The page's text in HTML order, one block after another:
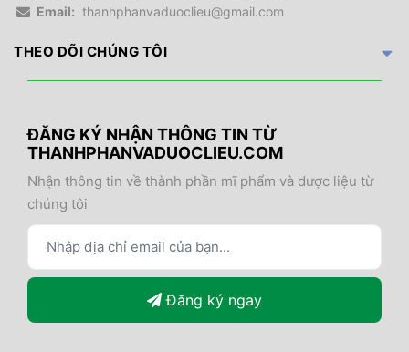
Email: thanhphanvaduoclieu@gmail.com
THEO DÕI CHÚNG TÔI
ĐĂNG KÝ NHẬN THÔNG TIN TỪ
THANHPHANVADUOCLIEU.COM
Nhận thông tin về thành phần mĩ phẩm và dược liệu từ
chúng tôi
Đăng ký ngay